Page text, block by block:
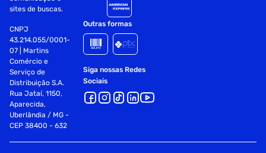
sites de buscas.
CNPJ
43.214.055/0001-
07 | Martins
Comércio e
Serviço de
Distribuição S.A.
Rua Jataí, 1150,
Aparecida,
Uberlândia / MG -
CEP 38400 - 632
Outras formas
Siga nossas Redes
Sociais